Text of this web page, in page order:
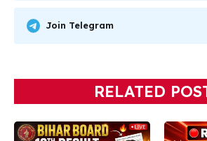
Join Telegram
RELATED